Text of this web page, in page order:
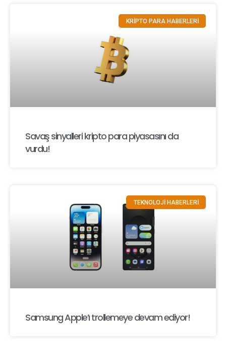
KRİPTO PARA HABERLERİ
Savaş sinyalleri kripto para piyasasını da
vurdu!
TEKNOLOJİ HABERLERİ
Samsung Apple’ı trollemeye devam ediyor!